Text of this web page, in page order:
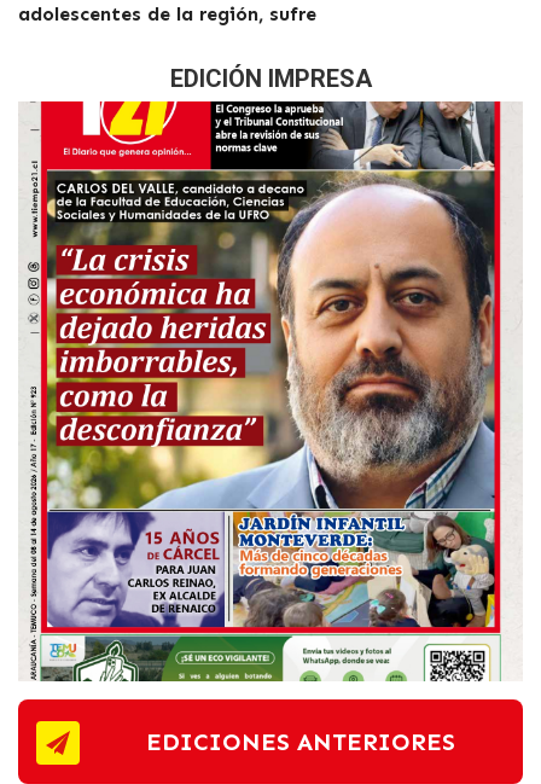
adolescentes de la región, sufre
EDICIÓN IMPRESA
EDICIONES ANTERIORES